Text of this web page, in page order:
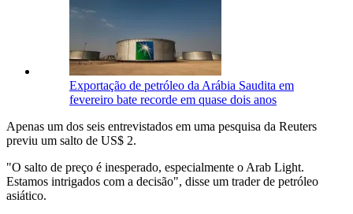
Exportação de petróleo da Arábia Saudita em
fevereiro bate recorde em quase dois anos
Apenas um dos seis entrevistados em uma pesquisa da Reuters
previu um salto de US$ 2.
"O salto de preço é inesperado, especialmente o Arab Light.
Estamos intrigados com a decisão", disse um trader de petróleo
asiático.